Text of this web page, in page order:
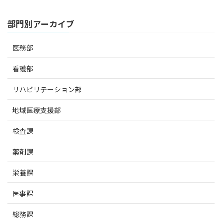
部門別アーカイブ
医務部
看護部
リハビリテーション部
地域医療支援部
検査課
薬剤課
栄養課
医事課
総務課